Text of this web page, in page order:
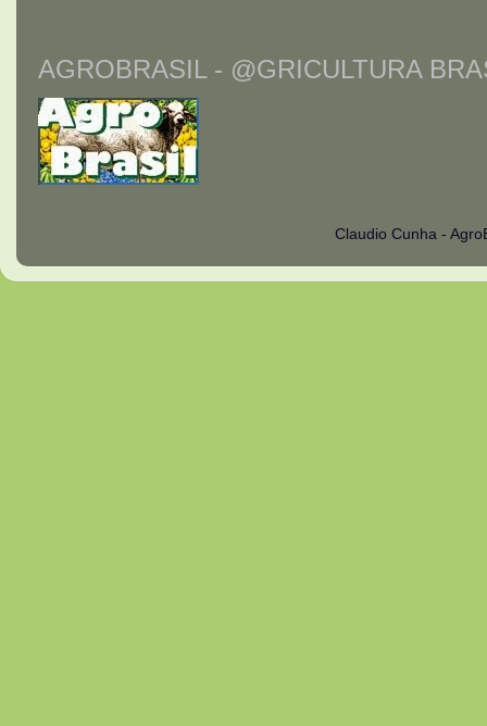
AGROBRASIL - @GRICULTURA
Claudio Cunha -